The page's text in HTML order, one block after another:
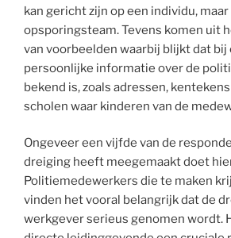
kan gericht zijn op een individu,
opsporingsteam. Tevens komen uit
van voorbeelden waarbij blijkt dat bij
persoonlijke informatie over de
bekend is, zoals adressen,
scholen waar kinderen van de
Ongeveer een vijfde van de
dreiging heeft meegemaakt doet
Politiemedewerkers die te maken
vinden het vooral belangrijk dat de
werkgever serieus genomen wordt.